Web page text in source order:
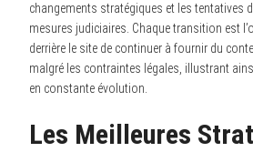
changements stratégiques et les tentatives
mesures judiciaires. Chaque transition est
derrière le site de continuer à fournir du
malgré les contraintes légales, illustrant
en constante évolution.
Les Meilleures